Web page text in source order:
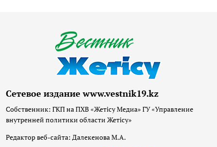
Сетевое издание www.vestnik19.kz
Собственник: ГКП на ПХВ «Жетісу Медиа» ГУ «Управление
внутренней политики области Жетісу»
Редактор веб-сайта: Далекенова М.А.